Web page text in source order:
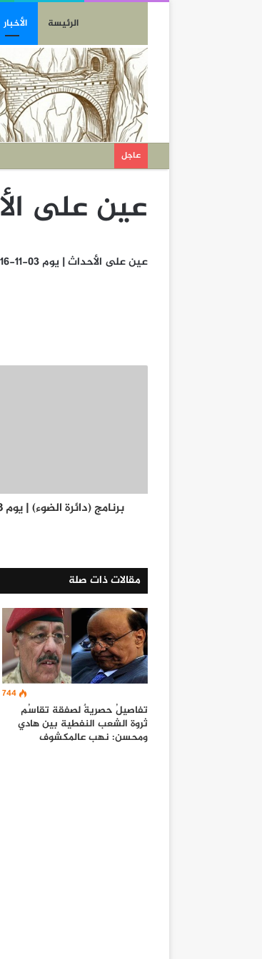
الرئيسة الأخبار
عاجل
عين على
عين على الأحداث | يوم 03-11-2016م
برنامج (دائرة الضوء) | يوم 03-11-2016م
مقالات ذات صلة
744
تفاصيلُ حصريةٌ لصفقة تقاسُم
ثروة الشعب النفطية بين هادي
ومحسن: نهب عالمكشوف